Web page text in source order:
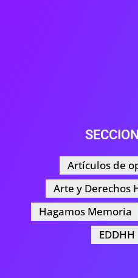
Artículos de
Arte y Derechos
Hagamos Memoria
EDDHH